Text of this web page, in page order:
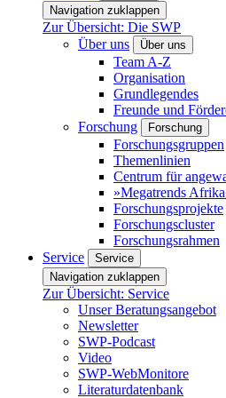
Navigation zuklappen
Zur Übersicht: Die SWP
Über uns
Über uns
Team A-Z
Organisation
Grundlegendes
Freunde und
Forschung
Forschung
Forschungsgruppen
Themenlinien
Centrum für
»Megatrends
Forschungsprojekte
Forschungscluster
Forschungsrahmen
Service
Service
Navigation zuklappen
Zur Übersicht: Service
Unser Beratungsangebot
Newsletter
SWP-Podcast
Video
SWP-WebMonitore
Literaturdatenbank